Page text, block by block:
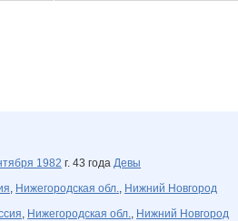
1982 г. 43 года Девы
, Нижегородская обл., Нижний Новгород
, Нижегородская обл., Нижний Новгород